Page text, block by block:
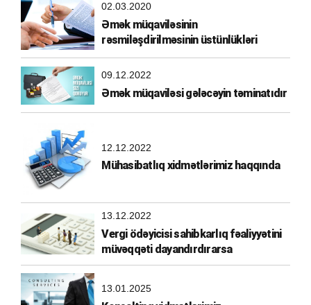
02.03.2020
Əmək müqaviləsinin
rəsmiləşdirilməsinin üstünlükləri
09.12.2022
Əmək müqaviləsi gələcəyin təminatıdır
12.12.2022
Mühasibatlıq xidmətlərimiz haqqında
13.12.2022
Vergi ödəyicisi sahibkarlıq fəaliyyətini
müvəqqəti dayandırdırarsa
13.01.2025